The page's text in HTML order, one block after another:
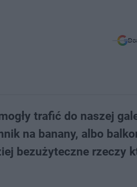
trafić do naszej
na banany, albo
bezużyteczne rzeczy